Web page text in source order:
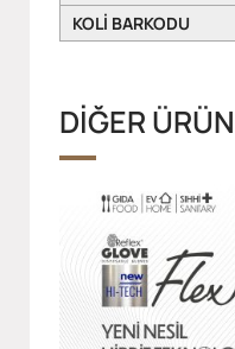
KOLİ BARKODU
DİĞER